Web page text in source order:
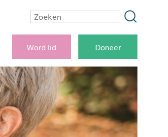
Word lid Doneer